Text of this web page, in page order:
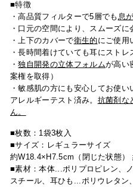
■特徴
・高品質フィルターで5層でも 息
・口元の空間により、スムーズに
・
上下のカバーで衛生的 にご使用
・長時間着けていても耳にストレ
・独自開発の立体フォルムが高い
案権を取得）
・敏感肌の方にも安心してお使い
アレルギーテスト済み。 抗菌剤な
ん。
■枚数：1袋3枚入
■サイズ：レギュラーサイズ
約W18.4×H7.5cm（閉じた状態）
■素材：本体...ポリプロピレン、
スチール、 耳ひも...ポリウレタン